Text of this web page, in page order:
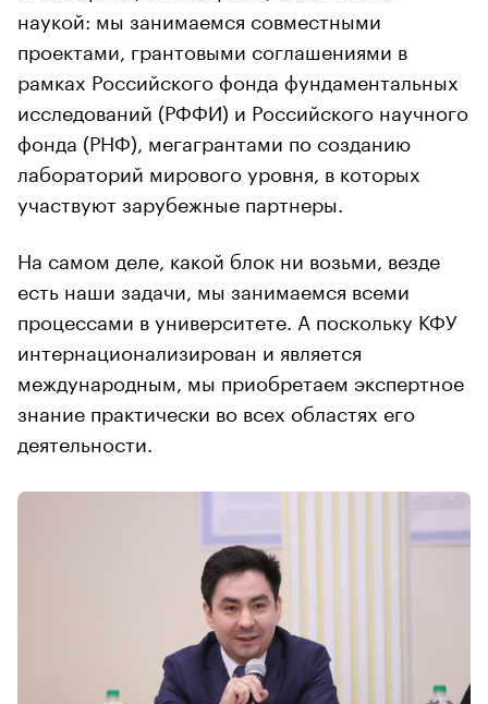
наукой: мы занимаемся совместными
проектами, грантовыми соглашениями в
рамках Российского фонда фундаментальных
исследований (РФФИ) и Российского научного
фонда (РНФ), мегагрантами по созданию
лабораторий мирового уровня, в которых
участвуют зарубежные партнеры.
На самом деле, какой блок ни возьми, везде
есть наши задачи, мы занимаемся всеми
процессами в университете. А поскольку КФУ
интернационализирован и является
международным, мы приобретаем экспертное
знание практически во всех областях его
деятельности.